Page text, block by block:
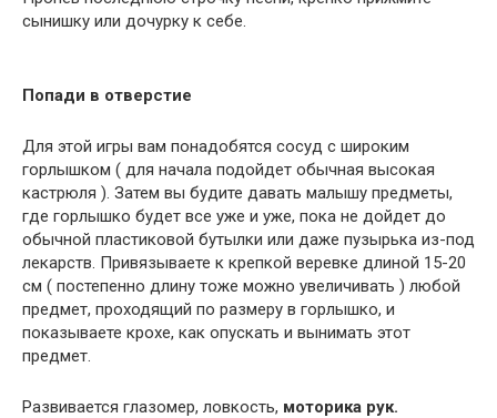
сынишку или дочурку к себе.
Попади в отверстие
Для этой игры вам понадобятся сосуд с широким
горлышком ( для начала подойдет обычная высокая
кастрюля ). Затем вы будите давать малышу предметы,
где горлышко будет все уже и уже, пока не дойдет до
обычной пластиковой бутылки или даже пузырька из-под
лекарств. Привязываете к крепкой веревке длиной 15-20
см ( постепенно длину тоже можно увеличивать ) любой
предмет, проходящий по размеру в горлышко, и
показываете крохе, как опускать и вынимать этот
предмет.
Развивается глазомер, ловкость, моторика рук.